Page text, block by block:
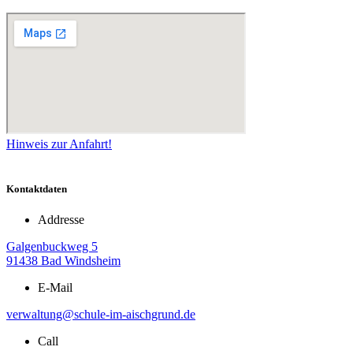
Hinweis zur Anfahrt!
Kontaktdaten
Addresse
Galgenbuckweg 5
91438 Bad Windsheim
E-Mail
verwaltung@schule-im-aischgrund.de
Call